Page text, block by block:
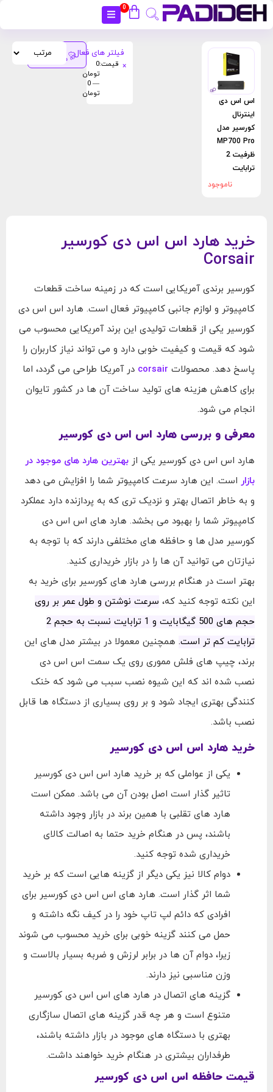
0
فیلتر
محصولات
فیلتر های فعال :
قیمت:
0
تومان
— 0
تومان
×
اس اس دی
اینترنال
کورسیر مدل
MP700 Pro
ظرفیت 2
ترابایت
ناموجود
خرید هارد اس اس دی کورسیر
Corsair
کورسیر برندی آمریکایی است که در زمینه ساخت قطعات
کامپیوتر و لوازم جانبی کامپیوتر فعال است. هارد اس اس دی
کورسیر یکی از قطعات تولیدی این برند آمریکایی محسوب می
شود که قیمت و کیفیت خوبی دارد و می تواند نیاز کاربران را
پاسخ دهد. محصولات corsair در آمریکا طراحی می گردد، اما
برای کاهش هزینه های تولید ساخت آن ها در کشور تایوان
انجام می شود.
معرفی و بررسی هارد اس اس دی کورسیر
هارد اس اس دی کورسیر یکی از بهترین هارد های موجود در
بازار است. این هارد سرعت کامپیوتر شما را افزایش می دهد
و به خاطر اتصال بهتر و نزدیک تری که به پردازنده دارد عملکرد
کامپیوتر شما را بهبود می بخشد. هارد های اس اس دی
کورسیر مدل ها و حافظه های مختلفی دارند که با توجه به
نیازتان می توانید آن ها را در بازار خریداری کنید.
بهتر است در هنگام بررسی هارد های کورسیر برای خرید به
این نکته توجه کنید که، سرعت نوشتن و طول عمر بر روی
حجم های 500 گیگابایت و 1 ترابایت نسبت به حجم 2
ترابایت کم تر است. همچنین معمولا در بیشتر مدل های این
برند، چیپ های فلش مموری روی یک سمت اس اس دی
نصب شده اند که این شیوه نصب سبب می شود که خنک
کنندگی بهتری ایجاد شود و بر روی بسیاری از دستگاه ها قابل
نصب باشد.
خرید هارد اس اس دی کورسیر
یکی از عواملی که بر خرید هارد اس اس دی کورسیر
تاثیر گذار است اصل بودن آن می باشد. ممکن است
هارد های تقلبی با همین برند در بازار وجود داشته
باشند، پس در هنگام خرید حتما به اصالت کالای
خریداری شده توجه کنید.
دوام کالا نیز یکی دیگر از گزینه هایی است که بر خرید
شما اثر گذار است. هارد های اس اس دی کورسیر برای
افرادی که دائم لپ تاپ خود را در کیف نگه داشته و
حمل می کنند گزینه خوبی برای خرید محسوب می شوند
زیرا، دوام آن ها در برابر لرزش و ضربه بسیار بالاست و
وزن مناسبی نیز دارند.
گزینه های اتصال در هارد های اس اس دی کورسیر
متنوع است و هر چه قدر گزینه های اتصال سازگاری
بهتری با دستگاه های موجود در بازار داشته باشند،
طرفداران بیشتری در هنگام خرید خواهند داشت.
قیمت حافظه اس اس دی کورسیر